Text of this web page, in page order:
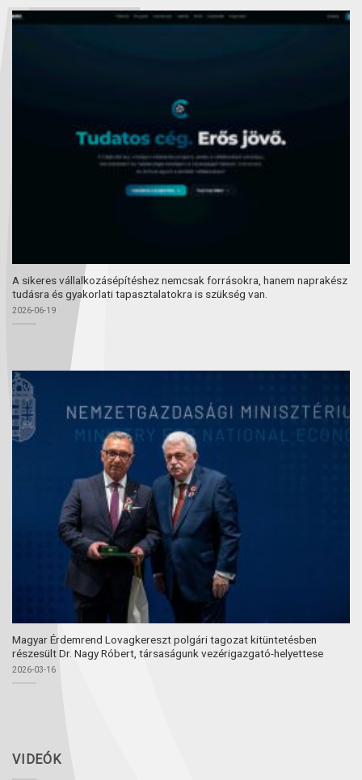
A sikeres vállalkozásépítéshez nemcsak forrásokra, hanem naprakész
tudásra és gyakorlati tapasztalatokra is szükség van.
2026-06-19
Magyar Érdemrend Lovagkereszt polgári tagozat kitüntetésben
részesült Dr. Nagy Róbert, társaságunk vezérigazgató-helyettese
2026-03-16
VIDEÓK